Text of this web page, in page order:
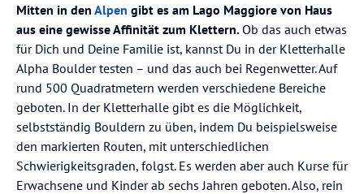
Mitten in den Alpen gibt es am Lago Maggiore von Haus
aus eine gewisse Affinität zum Klettern.Ob das auch etwas
für Dich und Deine Familie ist, kannst Du in der Kletterhalle
Alpha Boulder testen – und das auch bei Regenwetter. Auf
rund 500 Quadratmetern werden verschiedene Bereiche
geboten. In der Kletterhalle gibt es die Möglichkeit,
selbstständig Bouldern zu üben, indem Du beispielsweise
den markierten Routen, mit unterschiedlichen
Schwierigkeitsgraden, folgst. Es werden aber auch Kurse für
Erwachsene und Kinder ab sechs Jahren geboten. Also, rein